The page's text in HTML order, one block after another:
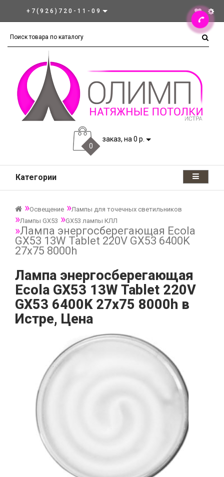
+7(926)720-11-09
0
заказ, на 0 р.
Категории
Освещение
Лампы для точечных светильников
Лампы GX53
GX53 лампы КЛЛ
Лампа энергосберегающая Ecola
GX53 13W Tablet 220V GX53 6400K
27x75 8000h
Лампа энергосберегающая
Ecola GX53 13W Tablet 220V
GX53 6400K 27x75 8000h в
Истре, Цена